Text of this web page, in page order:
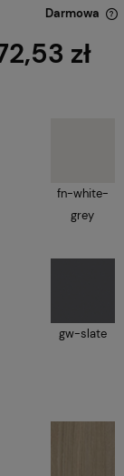
Darmowa
kosztów
zł
fn-white-
grey
gw-slate